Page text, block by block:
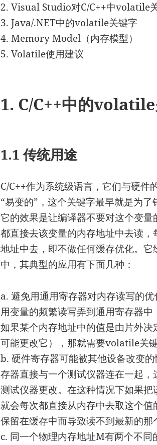
2. Visual Studio对C/C++中volatile
3. Java/.NET中的volatile关键字
4. Memory Model（内存模型）
5. Volatile使用建议
1. C/C++中的
1.1 传统用途
C/C++作为系统级语言，它们与硬
“易变的”，这个关键字最早就是为了
它的效果是让编译器不要对这个变
都直接去该变量的内存地址中去读
地址中去，即不做任何缓存优化。
中，其典型的应用有下面几种：
a. 避免用通用寄存器对内存读写的
用变量的频繁读写弄到通用寄存器
如果某个内存地址中的值是由片外
可能更改它），那就需要volatile关
b. 硬件寄存器可能被其他设备改变
存器直接与一个测试仪器连在一起
测试仪器更改。在这种情况下如果
就会每次都直接从内存中去取这个
保留在缓存中而导致读不到最新的那
c. 同一个物理内存地址M有两个不